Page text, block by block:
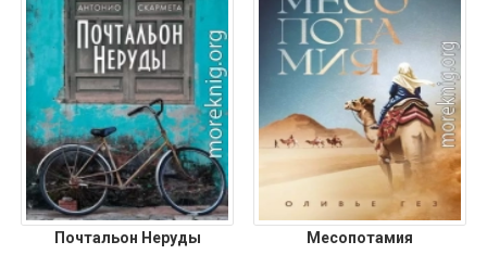
Почтальон Неруды Месопотамия